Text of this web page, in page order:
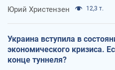
Юрий Христензен 12,3 т.
Украина вступила в
экономического кризиса.
конце туннеля?